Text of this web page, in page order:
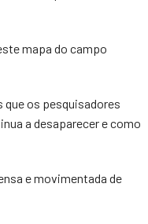
mapa do campo
os pesquisadores
a desaparecer e como
e movimentada de